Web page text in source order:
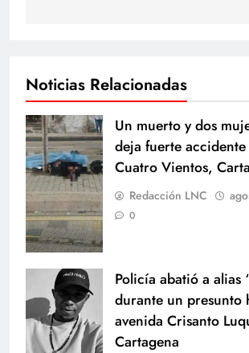
Noticias Relacionadas
Un muerto y dos
deja fuerte accidente
Cuatro Vientos,
Redacción LNC
0
Policía abatió a alias
durante un presunto
avenida Crisanto
Cartagena